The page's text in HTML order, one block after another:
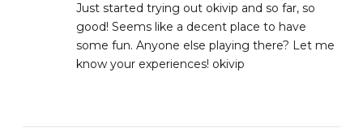
Just started trying out okivip and so far, so
good! Seems like a decent place to have
some fun. Anyone else playing there? Let me
know your experiences! okivip